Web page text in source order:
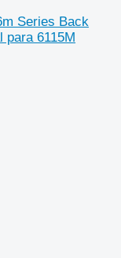
Series Back
para 6115M